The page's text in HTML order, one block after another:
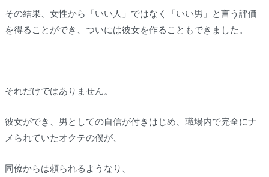
その結果、女性から「いい人」ではなく「いい男」と言う評価
を得ることができ、ついには彼女を作ることもできました。
それだけではありません。
彼女ができ、男としての自信が付きはじめ、職場内で完全にナ
メられていたオクテの僕が、
同僚からは頼られるようなり、